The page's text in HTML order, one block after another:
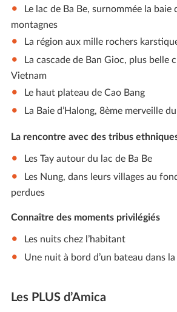
Le lac de Ba Be, surnommée la baie
montagnes
La région aux mille rochers
La cascade de Ban Gioc, plus belle
Vietnam
Le haut plateau de Cao Bang
La Baie d’Halong, 8ème merveille
La rencontre avec des tribus
Les Tay autour du lac de Ba Be
Les Nung, dans leurs villages au
perdues
Connaître des moments privilégiés
Les nuits chez l’habitant
Une nuit à bord d’un bateau dans la
Les PLUS d’Amica